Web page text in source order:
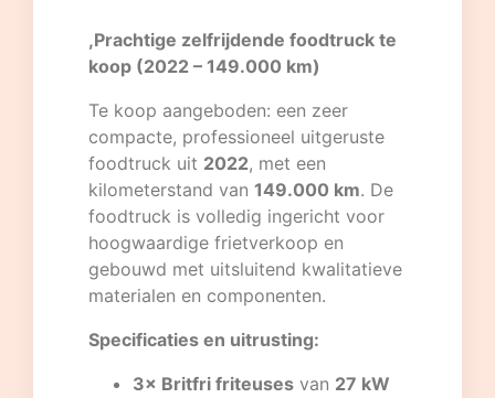
,Prachtige zelfrijdende foodtruck te
koop (2022 – 149.000 km)
Te koop aangeboden: een zeer
compacte, professioneel uitgeruste
foodtruck uit 2022, met een
kilometerstand van 149.000 km. De
foodtruck is volledig ingericht voor
hoogwaardige frietverkoop en
gebouwd met uitsluitend kwalitatieve
materialen en componenten.
Specificaties en uitrusting:
3× Britfri friteuses van 27 kW